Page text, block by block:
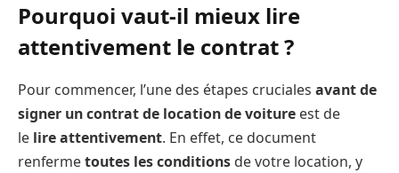
Pourquoi vaut-il mieux lire
attentivement le contrat ?
Pour commencer, l’une des étapes cruciales avant de
signer un contrat de location de voiture est de
le lire attentivement. En effet, ce document
renfermetoutes les conditions de votre location, y